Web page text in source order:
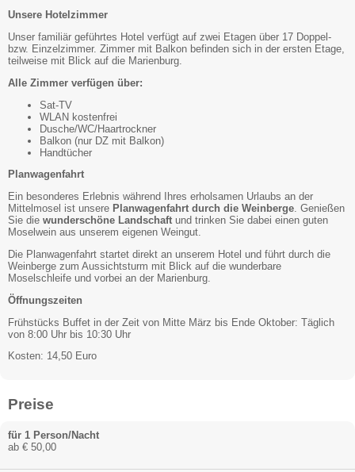
Unsere Hotelzimmer
Unser familiär geführtes Hotel verfügt auf zwei Etagen über 17 Doppel-
bzw. Einzelzimmer. Zimmer mit Balkon befinden sich in der ersten Etage,
teilweise mit Blick auf die Marienburg.
Alle Zimmer verfügen über:
Sat-TV
WLAN kostenfrei
Dusche/WC/Haartrockner
Balkon (nur DZ mit Balkon)
Handtücher
Planwagenfahrt
Ein besonderes Erlebnis während Ihres erholsamen Urlaubs an der
Mittelmosel ist unsere Planwagenfahrt durch die Weinberge. Genießen
Sie die wunderschöne Landschaft und trinken Sie dabei einen guten
Moselwein aus unserem eigenen Weingut.
Die Planwagenfahrt startet direkt an unserem Hotel und führt durch die
Weinberge zum Aussichtsturm mit Blick auf die wunderbare
Moselschleife und vorbei an der Marienburg.
Öffnungszeiten
Frühstücks Buffet in der Zeit von Mitte März bis Ende Oktober: Täglich
von 8:00 Uhr bis 10:30 Uhr
Kosten: 14,50 Euro
Preise
für 1 Person/Nacht
ab € 50,00